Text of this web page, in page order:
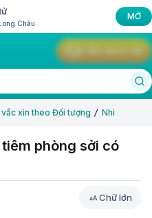
Châu
MỞ
xin theo Đối tượng Nhi
phòng sởi có
Chữ lớn